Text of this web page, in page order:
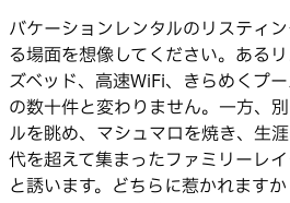
バケーションレンタルのリスティ
る場面を想像してください。ある
ズベッド、高速WiFi、きらめくプ
の数十件と変わりません。一方、
ルを眺め、マシュマロを焼き、生
代を超えて集まったファミリーレ
と誘います。どちらに惹かれます